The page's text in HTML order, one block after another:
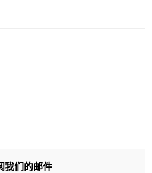
我们的邮件